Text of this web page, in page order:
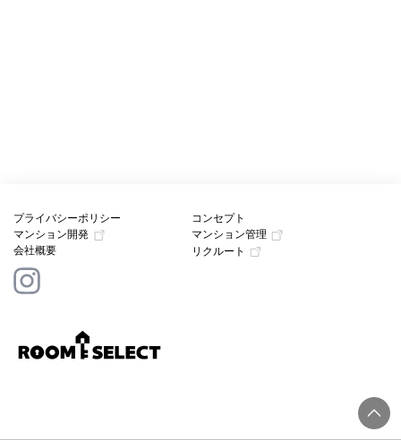
プライバシーポリシー
コンセプト
マンション開発
マンション管理
会社概要
リクルート